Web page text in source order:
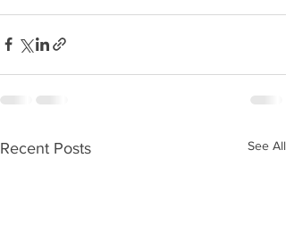
Recent Posts See All